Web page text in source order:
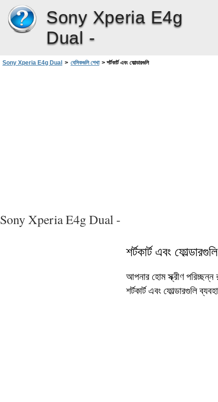
Sony Xperia E4g
Dual -
Sony Xperia E4g Dual > বেসিকগুলি শেখা > শর্টকার্ট এবং ফোল্ডারগুলি
Sony Xperia E4g Dual -
শর্টকার্ট এবং ফোল্ডারগুলি
আপনার হোম স্ক্রীণ পরিচ্ছন্ন
শর্টকার্ট এবং ফোল্ডারগুলি